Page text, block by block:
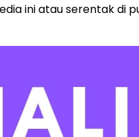
ini atau serentak di